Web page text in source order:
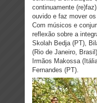
continuamente
ouvido e faz mover
Com músicos e
reflexão sobre a
Skolah Bedja (PT),
(Rio de Janeiro,
Irmãos Makossa
Fernandes (PT).